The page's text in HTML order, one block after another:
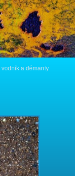
vodník a démanty